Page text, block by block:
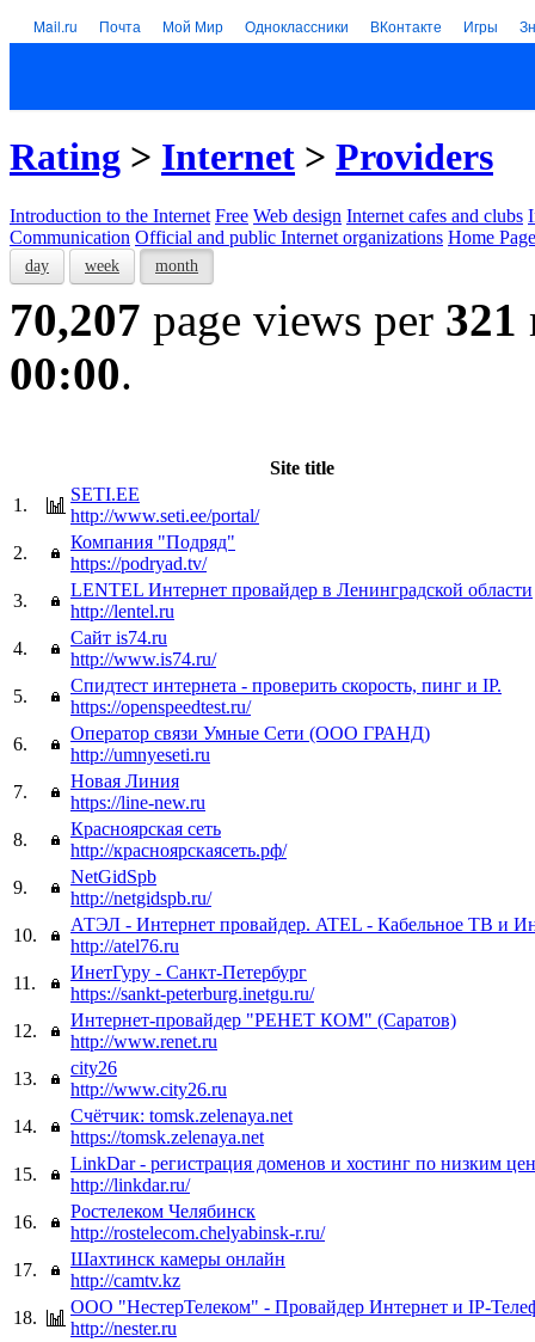
Mail.ru Почта Мой Мир Одноклассники ВКонтакте Игры
Rating > Internet > Providers
Introduction to the Internet Free Web design Internet cafes and clubs
Communication Official and public Internet organizations Home
day week month
70,207 page views per 321
00:00.
Site title
1.
SETI.EE
http://www.seti.ee/portal/
2.
Компания "Подряд"
https://podryad.tv/
3.
LENTEL Интернет провайдер в Ленинградской области
http://lentel.ru
4.
Сайт is74.ru
http://www.is74.ru/
5.
Спидтест интернета - проверить скорость, пинг и IP.
https://openspeedtest.ru/
6.
Оператор связи Умные Сети (ООО ГРАНД)
http://umnyeseti.ru
7.
Новая Линия
https://line-new.ru
8.
Красноярская сеть
http://красноярскаясеть.рф/
9.
NetGidSpb
http://netgidspb.ru/
10.
АТЭЛ - Интернет провайдер. ATEL - Кабельное ТВ и
http://atel76.ru
11.
ИнетГуру - Санкт-Петербург
https://sankt-peterburg.inetgu.ru/
12.
Интернет-провайдер "РЕНЕТ КОМ" (Саратов)
http://www.renet.ru
13.
city26
http://www.city26.ru
14.
Счётчик: tomsk.zelenaya.net
https://tomsk.zelenaya.net
15.
LinkDar - регистрация доменов и хостинг по низким
http://linkdar.ru/
16.
Ростелеком Челябинск
http://rostelecom.chelyabinsk-r.ru/
17.
Шахтинск камеры онлайн
http://camtv.kz
18.
ООО "НестерТелеком" - Провайдер Интернет и IP-
http://nester.ru